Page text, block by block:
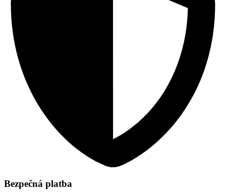
Bezpečná platba